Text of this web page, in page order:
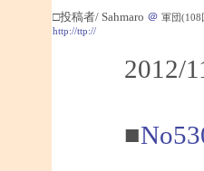
□投稿者/ Sahmaro ＠ 軍団(108
http://ttp://
2012/
■